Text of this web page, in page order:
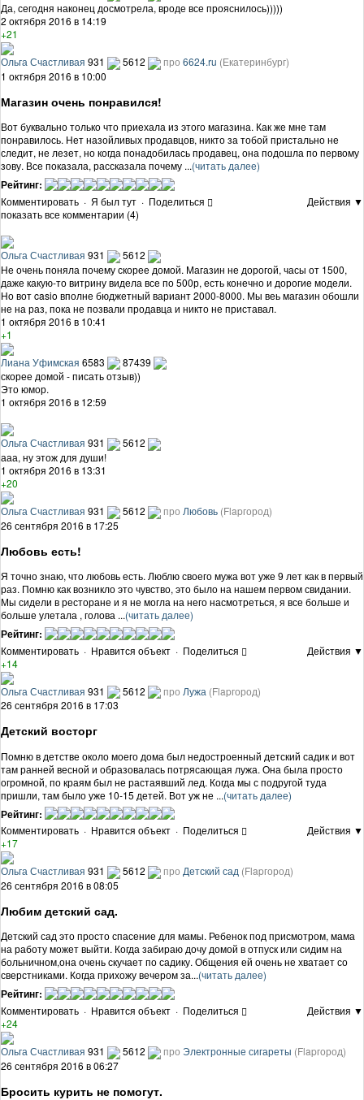
Да, сегодня наконец досмотрела, вроде все прояснилось)))))
2 октября 2016 в 14:19
+21
Ольга Счастливая 931 5612 про 6624.ru (Екатеринбург)
1 октября 2016 в 10:00
Магазин очень понравился!
Вот буквально только что приехала из этого магазина. Как же мне там
понравилось. Нет назойливых продавцов, никто за тобой пристально не
следит, не лезет, но когда понадобилась продавец, она подошла по первому
зову. Все показала, рассказала почему ...(читать далее)
Рейтинг:
Комментировать · Я был тут · Поделиться
Действия ▼
показать все комментарии (4)
Ольга Счастливая 931
5612
Не очень поняла почему скорее домой. Магазин не дорогой, часы от 1500,
даже какую-то витрину видела все по 500р, есть конечно и дорогие модели.
Но вот casio вполне бюджетный вариант 2000-8000. Мы веь магазин обошли
не на раз, пока не позвали продавца и никто не приставал.
1 октября 2016 в 10:41
+1
Лиана Уфимская 6583
87439
скорее домой - писать отзыв))
Это юмор.
1 октября 2016 в 12:59
Ольга Счастливая 931
5612
ааа, ну этож для души!
1 октября 2016 в 13:31
+20
Ольга Счастливая 931 5612 про Любовь (Flapгород)
26 сентября 2016 в 17:25
Любовь есть!
Я точно знаю, что любовь есть. Люблю своего мужа вот уже 9 лет как в первый
раз. Помню как возникло это чувство, это было на нашем первом свидании.
Мы сидели в ресторане и я не могла на него насмотреться, я все больше и
больше улетала , голова ...(читать далее)
Рейтинг:
Комментировать · Нравится объект · Поделиться
Действия ▼
+14
Ольга Счастливая 931 5612 про Лужа (Flapгород)
26 сентября 2016 в 17:03
Детский восторг
Помню в детстве около моего дома был недостроенный детский садик и вот
там ранней весной и образовалась потрясающая лужа. Она была просто
огромной, по краям был не растаявший лед. Когда мы с подругой туда
пришли, там было уже 10-15 детей. Вот уж не ...(читать далее)
Рейтинг:
Комментировать · Нравится объект · Поделиться
Действия ▼
+17
Ольга Счастливая 931 5612 про Детский сад (Flapгород)
26 сентября 2016 в 08:05
Любим детский сад.
Детский сад это просто спасение для мамы. Ребенок под присмотром, мама
на работу может выйти. Когда забираю дочу домой в отпуск или сидим на
больничном,она очень скучает по садику. Общения ей очень не хватает со
сверстниками. Когда прихожу вечером за...(читать далее)
Рейтинг:
Комментировать · Нравится объект · Поделиться
Действия ▼
+24
Ольга Счастливая 931 5612 про Электронные сигареты (Flapгород)
26 сентября 2016 в 06:27
Бросить курить не помогут.